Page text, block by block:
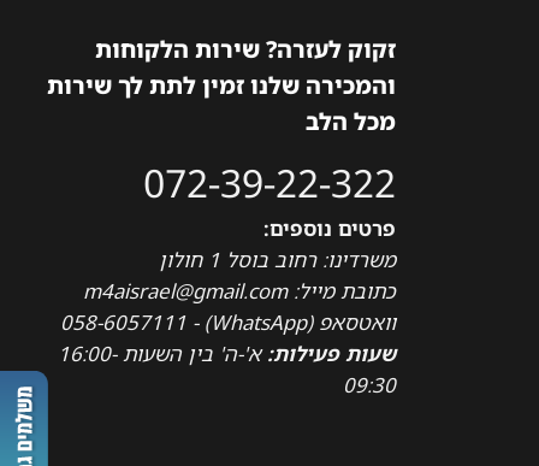
זקוק לעזרה? שירות הלקוחות
והמכירה שלנו זמין לתת לך שירות
מכל הלב
072-39-22-322
פרטים נוספים:
משרדינו: רחוב בוסל 1 חולון
כתובת מייל: m4aisrael@gmail.com
וואטסאפ (WhatsApp) - 058-6057111
שעות פעילות:
א'-ה' בין השעות 16:00-
09:30